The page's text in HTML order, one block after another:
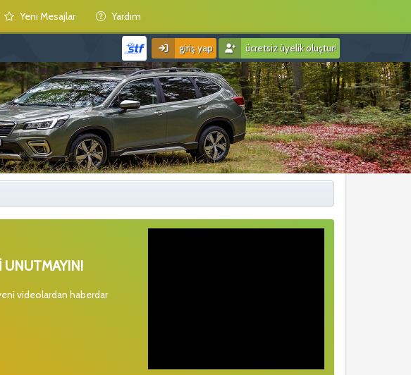
Yeni Mesajlar Yardım
giriş yap ücretsiz üyelik oluştur!
UNUTMAYIN!
videolardan haberdar